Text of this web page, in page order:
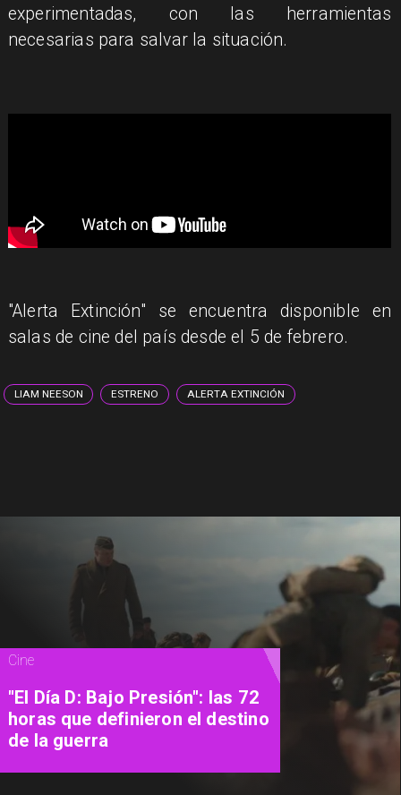
experimentadas, con las herramientas
necesarias para salvar la situación.
"Alerta Extinción" se encuentra disponible en
salas de cine del país desde el 5 de febrero.
LIAM NEESON ESTRENO ALERTA EXTINCIÓN
Magazine
Cinema Experience: el
restaurante que convierte las
películas en una experiencia
para vivir